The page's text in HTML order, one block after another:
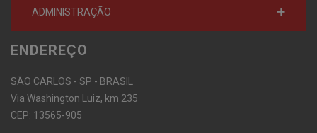
ADMINISTRAÇÃO
ENDEREÇO
SÃO CARLOS - SP - BRASIL
Via Washington Luiz, km 235
CEP: 13565-905